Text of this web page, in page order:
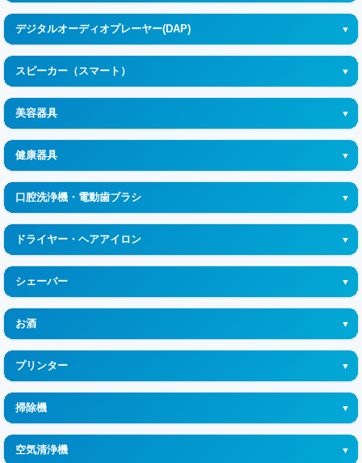
Wi-Fiルーター
カーオーディオ
EPSON (エプソン)
Nebula (ネビュラ)
popIn Aladdin (ポップイン アラジン)
デジタルオーディオプレーヤー(DAP)
デジタルオーディオプレーヤー(DAP)
スピーカー（スマート）
Bluetoothスピーカー
美容器具
美顔器
光美容器
頭皮ケア
目元ケア
スチーマー
健康器具
マッサージ器
体重計・体組成計
口腔洗浄機・電動歯ブラシ
口腔洗浄機
電動歯ブラシ
ドライヤー・ヘアアイロン
ドライヤー
ヘアアイロン
シェーバー
シェーバー
お酒
山崎
白州
響
知多
プリンター
EPSON (エプソン)
CANON (キヤノン)
Brother (ブラザー)
掃除機
掃除機
空気清浄機